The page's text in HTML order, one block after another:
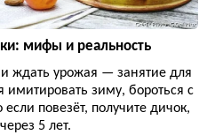
мифы и реальность
и ждать урожая — занятие для
имитировать зиму, бороться с
повезёт, получите дичок,
5 лет.